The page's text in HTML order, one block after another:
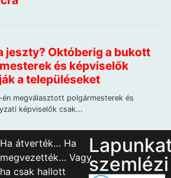
Ha átverték… Ha
megvezették… Vagy
ha csak hallott
szemlézi